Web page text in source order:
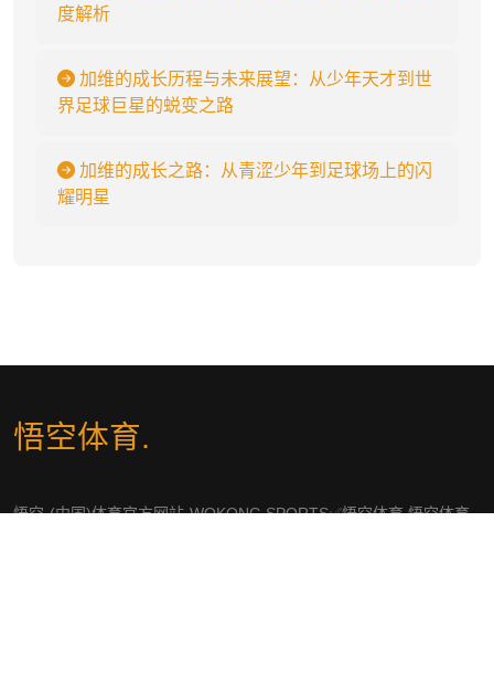
度解析
加维的成长历程与未来展望：从少年天才到世
界足球巨星的蜕变之路
加维的成长之路：从青涩少年到足球场上的闪
耀明星
悟空体育.
悟空·(中国)体育官方网站-WOKONG SPORTS✅悟空体育,悟空体育